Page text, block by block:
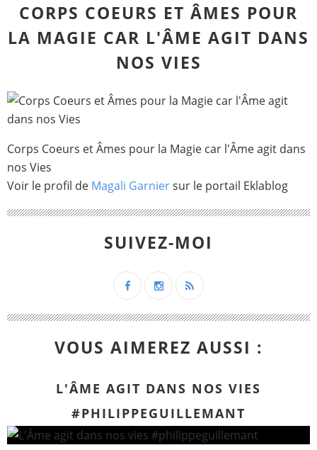
CORPS COEURS ET ÂMES POUR
LA MAGIE CAR L'ÂME AGIT DANS
NOS VIES
Corps Coeurs et Âmes pour la Magie car l'Âme agit dans
nos Vies
Voir le profil de Magali Garniersur le portail Eklablog
SUIVEZ-MOI
VOUS AIMEREZ AUSSI :
L'ÂME AGIT DANS NOS VIES
#PHILIPPEGUILLEMANT